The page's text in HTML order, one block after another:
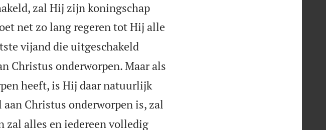
zal Hij zijn koningschap
net zo lang regeren tot Hij alle
vijand die uitgeschakeld
Christus onderworpen. Maar als
heeft, is Hij daar natuurlijk
aan Christus onderworpen is, zal
zal alles en iedereen volledig